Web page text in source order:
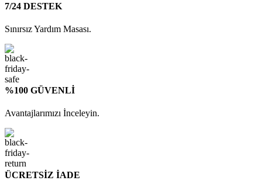
7/24 DESTEK
Sınırsız Yardım Masası.
%100 GÜVENLİ
Avantajlarımızı İnceleyin.
ÜCRETSİZ İADE